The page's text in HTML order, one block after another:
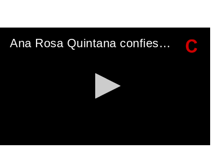
Ana Rosa Quintana confiesa que prefiere no pensar en su próximo programa